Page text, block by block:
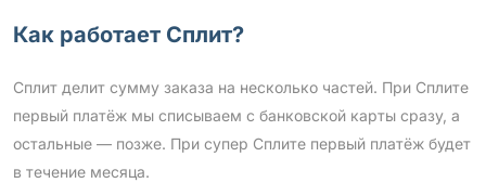
Как работает Сплит?
Сплит делит сумму заказа на несколько частей. При Сплите
первый платёж мы списываем с банковской карты сразу, а
остальные — позже. При супер Сплите первый платёж будет
в течение месяца.